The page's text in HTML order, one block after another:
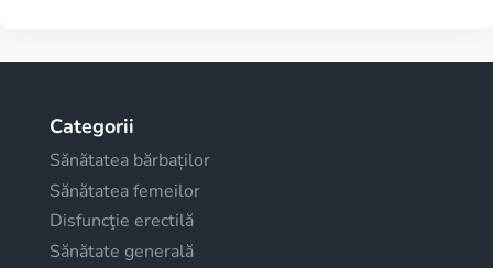
Categorii
Sănătatea bărbaților
Sănătatea femeilor
Disfuncţie erectilă
Sănătate generală